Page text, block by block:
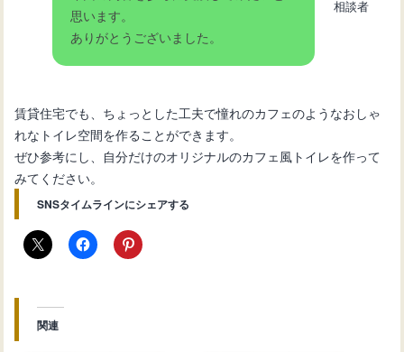
思います。
ありがとうございました。
相談者
賃貸住宅でも、ちょっとした工夫で憧れのカフェのようなおしゃ
れなトイレ空間を作ることができます。
ぜひ参考にし、自分だけのオリジナルのカフェ風トイレを作って
みてください。
SNSタイムラインにシェアする
関連